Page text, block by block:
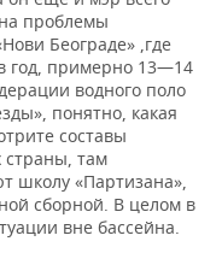
проблемы
Београде» ,где
год, примерно 13—14
водного поло
понятно, какая
составы
там
школу «Партизана»,
сборной. В целом в
вне бассейна.